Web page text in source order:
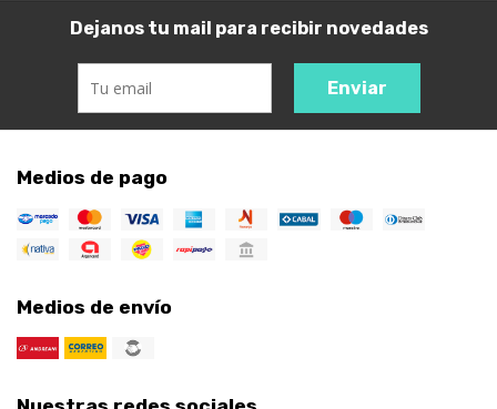
Dejanos tu mail para recibir novedades
Enviar
Medios de pago
Medios de envío